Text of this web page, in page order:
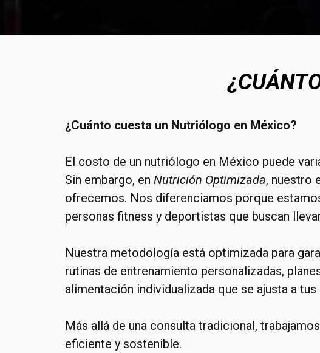
¿Cuánto cuesta un Nutriólogo en México?
El costo de un nutriólogo en México puede
Sin embargo, en Nutrición Optimizada, nuestro
ofrecemos. Nos diferenciamos porque
personas fitness y deportistas que buscan
Nuestra metodología está optimizada para
rutinas de entrenamiento personalizadas,
alimentación individualizada que se ajusta a
Más allá de una consulta tradicional,
eficiente y sostenible.